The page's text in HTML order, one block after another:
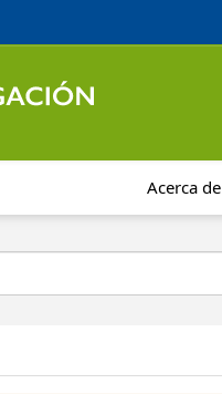
Acerca de